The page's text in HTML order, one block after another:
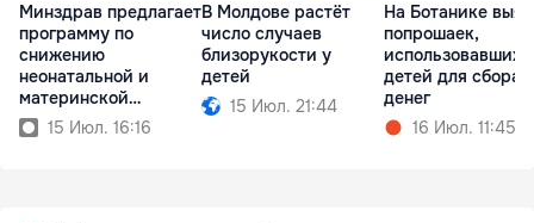
Минздрав предлагает
программу по
снижению
неонатальной и
материнской
смертности
15 Июл. 16:16
В Молдове растёт
число случаев
близорукости у
детей
15 Июл. 21:44
На Ботанике
попрошаек,
использовавших
детей для сбора
денег
16 Июл. 11:45